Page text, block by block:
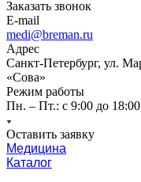
Заказать звонок
E-mail
medi@breman.ru
Адрес
Санкт-Петербург, ул.
«Сова»
Режим работы
Пн. – Пт.: с 9:00 до 18:00
Оставить заявку
Медицина
Каталог